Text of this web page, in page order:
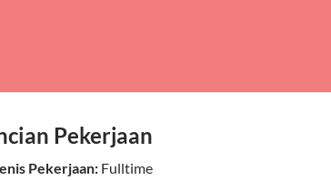
Pekerjaan
Pekerjaan: Fulltime